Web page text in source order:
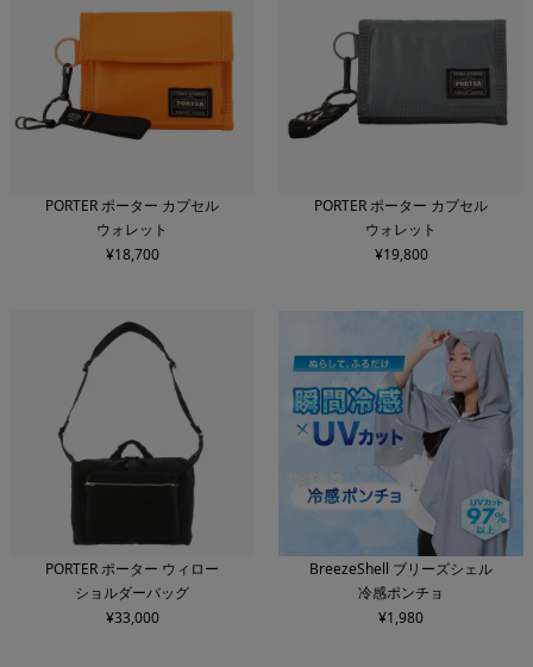
PORTER ポーター カプセル
ウォレット
¥18,700
PORTER ポーター カプセル
ウォレット
¥19,800
PORTER ポーター ウィロー
ショルダーバッグ
¥33,000
BreezeShell ブリーズシェル
冷感ポンチョ
¥1,980